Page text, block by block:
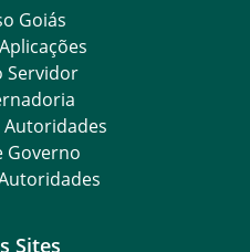
Goiás
Servidor
Autoridades
Governo
Sites